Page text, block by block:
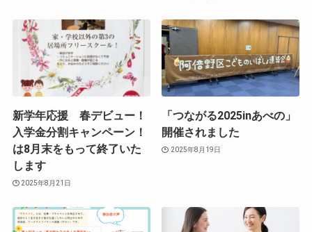
新学年応援 春デビュー！
入学金分割キャンペーン！
は8月末をもって終了いた
します
2025年8月21日
「つながる2025inあべの」
開催されました
2025年8月19日